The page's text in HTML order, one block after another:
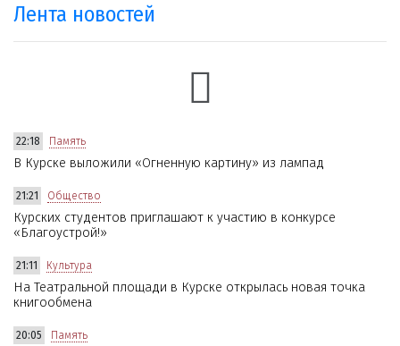
Лента новостей
22:18 Память
В Курске выложили «Огненную картину» из лампад
21:21 Общество
Курских студентов приглашают к участию в конкурсе
«Благоустрой!»
21:11 Культура
На Театральной площади в Курске открылась новая точка
книгообмена
20:05 Память